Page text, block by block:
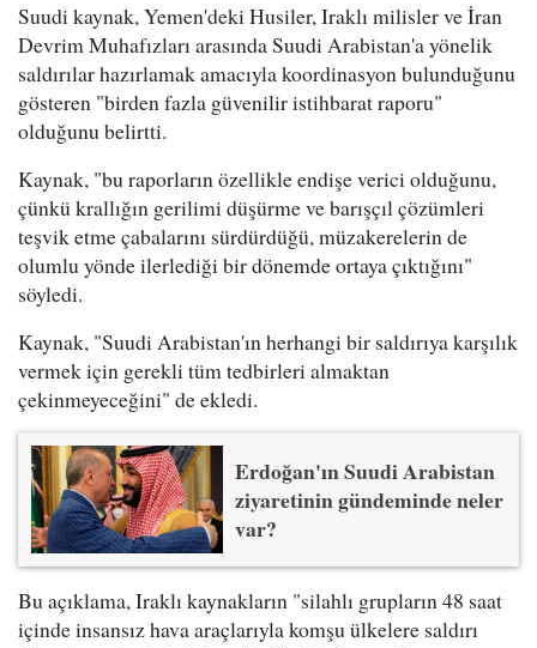
Suudi kaynak, Yemen'deki Husiler, Iraklı milisler ve İran
Devrim Muhafızları arasında Suudi Arabistan'a yönelik
saldırılar hazırlamak amacıyla koordinasyon bulunduğunu
gösteren "birden fazla güvenilir istihbarat raporu"
olduğunu belirtti.
Kaynak, "bu raporların özellikle endişe verici olduğunu,
çünkü krallığın gerilimi düşürme ve barışçıl çözümleri
teşvik etme çabalarını sürdürdüğü, müzakerelerin de
olumlu yönde ilerlediği bir dönemde ortaya çıktığını"
söyledi.
Kaynak, "Suudi Arabistan'ın herhangi bir saldırıya karşılık
vermek için gerekli tüm tedbirleri almaktan
çekinmeyeceğini" de ekledi.
Erdoğan'ın Suudi Arabistan
ziyaretinin gündeminde neler
var?
Bu açıklama, Iraklı kaynakların "silahlı grupların 48 saat
içinde insansız hava araçlarıyla komşu ülkelere saldırı